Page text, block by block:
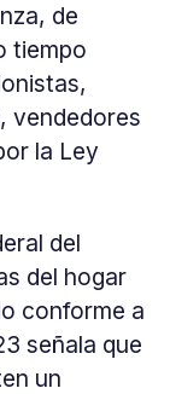
de
tiempo
vendedores
la Ley
del
del hogar
conforme a
señala que
un